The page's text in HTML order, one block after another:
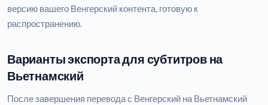
версию вашего Венгерский контента, готовую к
распространению.
Варианты экспорта для субтитров на
Вьетнамский
После завершения перевода с Венгерский на Вьетнамский